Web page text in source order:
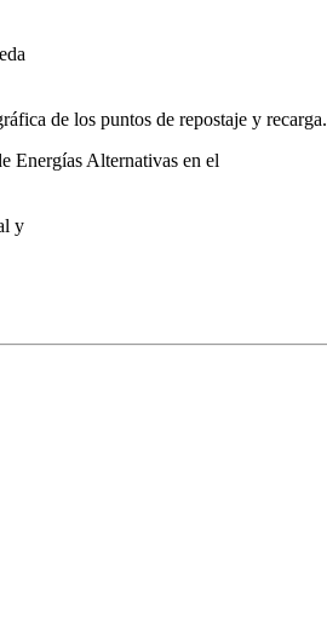
de los puntos de repostaje y recarga.
Energías Alternativas en el
y